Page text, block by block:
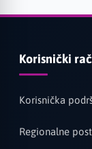
Korisnički
Korisnička
Regionalne